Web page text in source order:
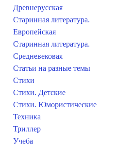
Древнерусская
Старинная литература.
Европейская
Старинная литература.
Средневековая
Статьи на разные темы
Стихи
Стихи. Детские
Стихи. Юмористические
Техника
Триллер
Учеба